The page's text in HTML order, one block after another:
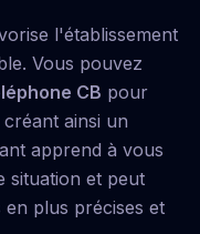
l'établissement
Vous pouvez
CB pour
ainsi un
apprend à vous
situation et peut
plus précises et